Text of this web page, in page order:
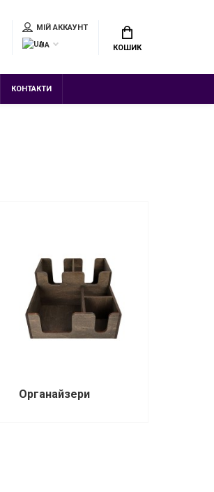
МІЙ АККАУНТ
UA
КОШИК
КОНТАКТИ
Органайзери